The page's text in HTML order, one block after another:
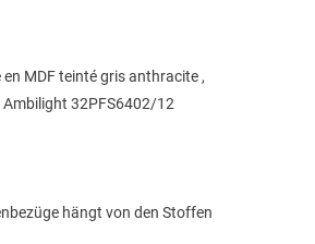
en MDF teinté gris anthracite ,
Ambilight 32PFS6402/12
hängt von den Stoffen